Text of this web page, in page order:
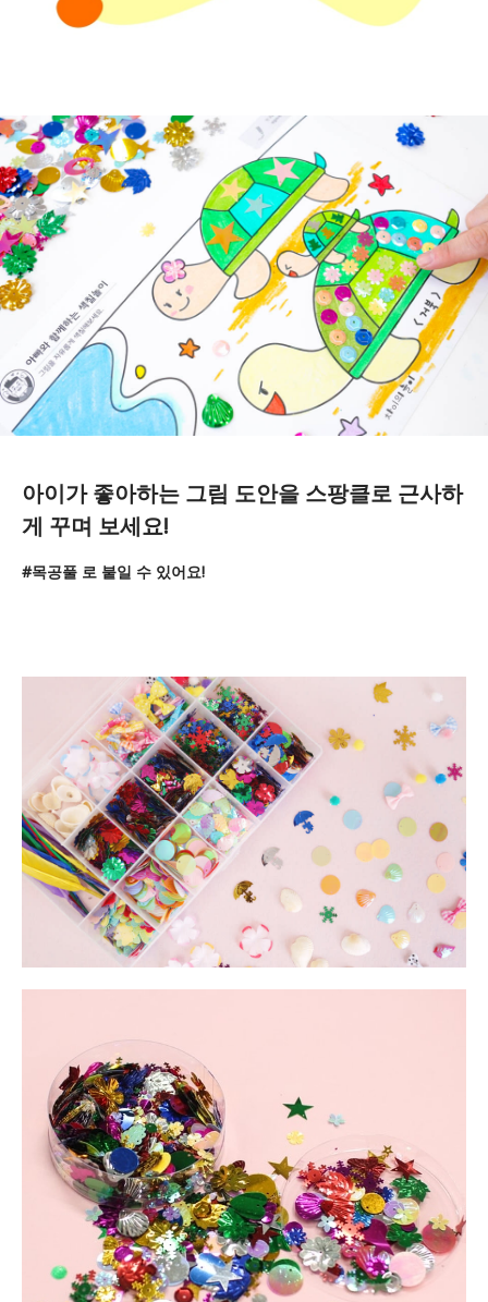
아이가 좋아하는 그림 도안을 스팡클로 근사하
게 꾸며 보세요!
#목공풀 로 붙일 수 있어요!